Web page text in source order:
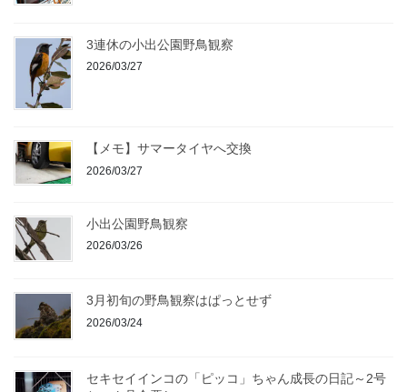
3連休の小出公園野鳥観察
2026/03/27
【メモ】サマータイヤへ交換
2026/03/27
小出公園野鳥観察
2026/03/26
3月初旬の野鳥観察はぱっとせず
2026/03/24
セキセイインコの「ピッコ」ちゃん成長の日記～2号